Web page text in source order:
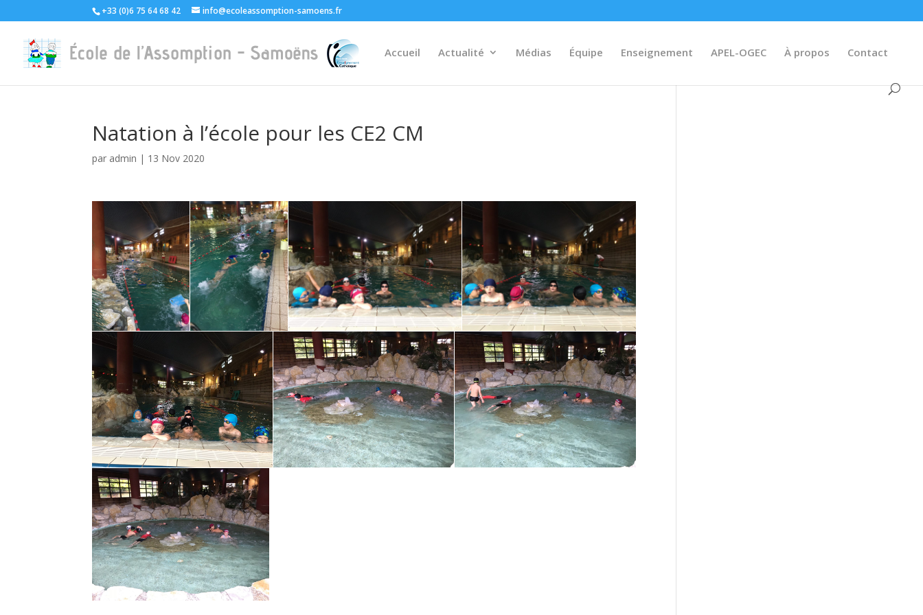
+33 (0)6 75 64 68 42 info@ecoleassomption-samoens.fr
Accueil Actualité Médias Équipe Enseignement APEL-OGEC À propos Contact
Natation à l’école pour les CE2 CM
par admin | 13 Nov 2020